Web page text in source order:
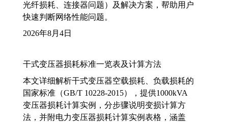
光纤损耗、连接器问题）及解决方案，帮助用户
快速判断网络性能问题。
2026年8月4日
干式变压器损耗标准一览表及计算方法
本文详细解析干式变压器空载损耗、负载损耗的
国家标准（GB/T 10228-2015），提供1000kVA
变压器损耗计算实例，分步骤说明变损计算方
法，并附电力变压器损耗计算实例表格，涵盖